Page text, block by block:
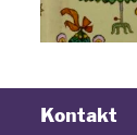
Kontakt